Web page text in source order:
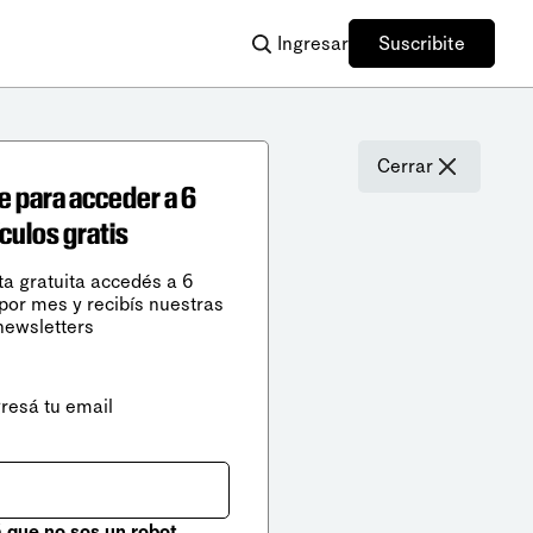
Ingresar Suscribite
Cerrar
para acceder a 6
gratis
gratuita accedés a 6
mes y recibís nuestras
tu email